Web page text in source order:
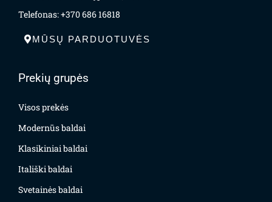
Telefonas: +370 686 16818
MŪSŲ PARDUOTUVĖS
Prekių grupės
Visos prekės
Modernūs baldai
Klasikiniai baldai
Itališki baldai
Svetainės baldai